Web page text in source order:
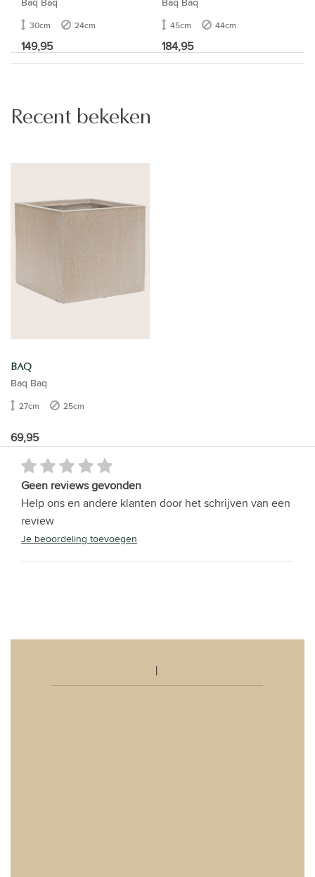
30cm 24cm
149,95
45cm 44cm
184,95
Recent bekeken
BAQ
Baq Baq
27cm 25cm
69,95
Geen reviews gevonden
Help ons en andere klanten door het schrijven van een
review
Je beoordeling toevoegen